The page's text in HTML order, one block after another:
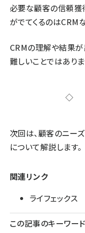
必要な顧客の信頼獲
がでてくるのはCRM
CRMの理解や結果が
難しいことではありま
次回は、顧客のニー
について解説します。
関連リンク
ライフェックス
この記事のキーワード